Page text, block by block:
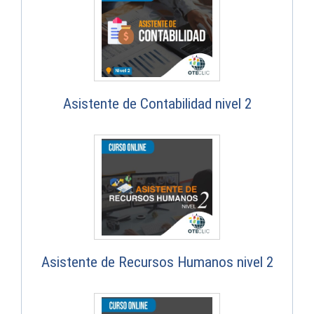
Asistente de Contabilidad nivel 2
Asistente de Recursos Humanos nivel 2